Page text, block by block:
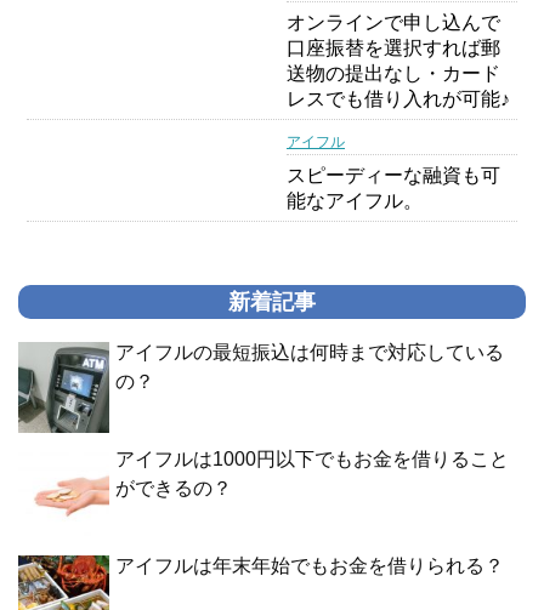
オンラインで申し込んで
口座振替を選択すれば郵
送物の提出なし・カード
レスでも借り入れが可能♪
アイフル
スピーディーな融資も可
能なアイフル。
新着記事
アイフルの最短振込は何時まで対応している
の？
アイフルは1000円以下でもお金を借りること
ができるの？
アイフルは年末年始でもお金を借りられる？